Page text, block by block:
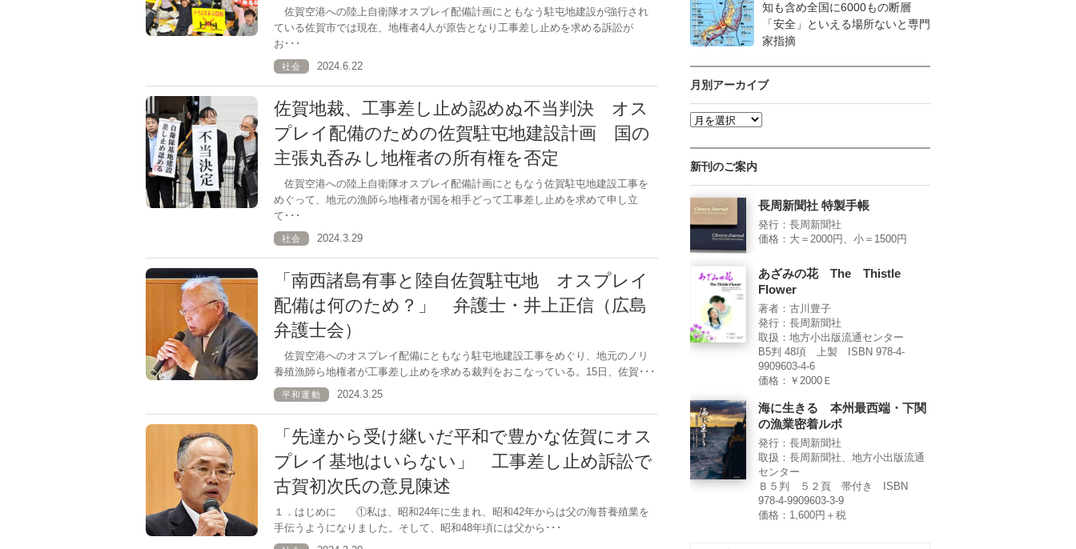
佐賀空港への陸上自衛隊オスプレイ配備計画にともなう駐屯地建設が強行され
ている佐賀市では現在、地権者4人が原告となり工事差し止めを求める訴訟が
お･･･
社会 2024.6.22
佐賀地裁、工事差し止め認めぬ不当判決 オス
プレイ配備のための佐賀駐屯地建設計画 国の
主張丸呑みし地権者の所有権を否定
佐賀空港への陸上自衛隊オスプレイ配備計画にともなう佐賀駐屯地建設工事を
めぐって、地元の漁師ら地権者が国を相手どって工事差し止めを求めて申し立
て･･･
社会 2024.3.29
「南西諸島有事と陸自佐賀駐屯地 オスプレイ
配備は何のため？」 弁護士・井上正信（広島
弁護士会）
佐賀空港へのオスプレイ配備にともなう駐屯地建設工事をめぐり、地元のノリ
養殖漁師ら地権者が工事差し止めを求める裁判をおこなっている。15日、佐賀･･･
平和運動 2024.3.25
「先達から受け継いだ平和で豊かな佐賀にオス
プレイ基地はいらない」 工事差し止め訴訟で
古賀初次氏の意見陳述
１．はじめに ①私は、昭和24年に生まれ、昭和42年からは父の海苔養殖業を
手伝うようになりました。そして、昭和48年頃には父から･･･
知も含め全国に6000もの断層
「安全」といえる場所ないと専門
家指摘
月別アーカイブ
新刊のご案内
長周新聞社 特製手帳
発行：長周新聞社
価格：大＝2000円、小＝1500円
あざみの花 The Thistle
Flower
著者：古川豊子
発行：長周新聞社
取扱：地方小出版流通センター
B5判 48項 上製 ISBN 978-4-
9909603-4-6
価格：￥2000Ｅ
海に生きる 本州最西端・下関
の漁業密着ルポ
発行：長周新聞社
取扱：長周新聞社、地方小出版流通
センター
Ｂ５判 ５２頁 帯付き ISBN
978-4-9909603-3-9
価格：1,600円＋税